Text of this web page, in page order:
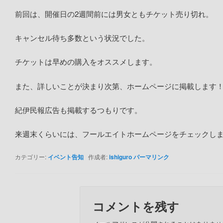
前回は、開催日の2週間前には男女ともチケット売り切れ。
キャンセル待ち多数という状況でした。
チケットは早めの購入をオススメします。
また、詳しいことが決まり次第、ホームページに掲載します！
紀伊民報広告も掲載するつもりです。
来週末くらいには、フールエイトホームページをチェックし
カテゴリー: イベント告知 作成者:ishiguroパーマリンク
コメントを残す